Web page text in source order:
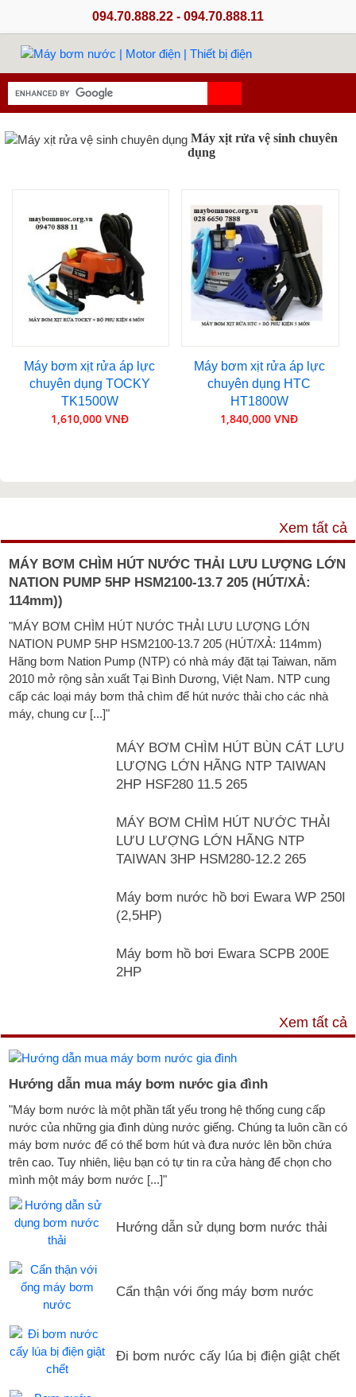
094.70.888.22 - 094.70.888.11
Máy xịt rửa vệ sinh chuyên
dụng
Máy bơm xịt rửa áp lực
chuyên dụng TOCKY
TK1500W
1,610,000 VNĐ
Máy bơm xịt rửa áp lực
chuyên dụng HTC
HT1800W
1,840,000 VNĐ
Xem tất cả
MÁY BƠM CHÌM HÚT NƯỚC THẢI LƯU LƯỢNG LỚN
NATION PUMP 5HP HSM2100-13.7 205 (HÚT/XẢ:
114mm))
"MÁY BƠM CHÌM HÚT NƯỚC THẢI LƯU LƯỢNG LỚN
NATION PUMP 5HP HSM2100-13.7 205 (HÚT/XẢ: 114mm)
Hãng bơm Nation Pump (NTP) có nhà máy đặt tại Taiwan, năm
2010 mở rộng sản xuất Tại Bình Dương, Việt Nam. NTP cung
cấp các loại máy bơm thả chìm để hút nước thải cho các nhà
máy, chung cư [...]"
MÁY BƠM CHÌM HÚT BÙN CÁT LƯU
LƯỢNG LỚN HÃNG NTP TAIWAN
2HP HSF280 11.5 265
MÁY BƠM CHÌM HÚT NƯỚC THẢI
LƯU LƯỢNG LỚN HÃNG NTP
TAIWAN 3HP HSM280-12.2 265
Máy bơm nước hồ bơi Ewara WP 250I
(2,5HP)
Máy bơm hồ bơi Ewara SCPB 200E
2HP
Xem tất cả
Hướng dẫn mua máy bơm nước gia đình
"Máy bơm nước là một phần tất yếu trong hệ thống cung cấp
nước của những gia đình dùng nước giếng. Chúng ta luôn cần có
máy bơm nước để có thể bơm hút và đưa nước lên bồn chứa
trên cao. Tuy nhiên, liệu bạn có tự tin ra cửa hàng để chọn cho
mình một máy bơm nước [...]"
Hướng dẫn sử dụng bơm nước thải
Cẩn thận với ống máy bơm nước
Đi bơm nước cấy lúa bị điện giật chết